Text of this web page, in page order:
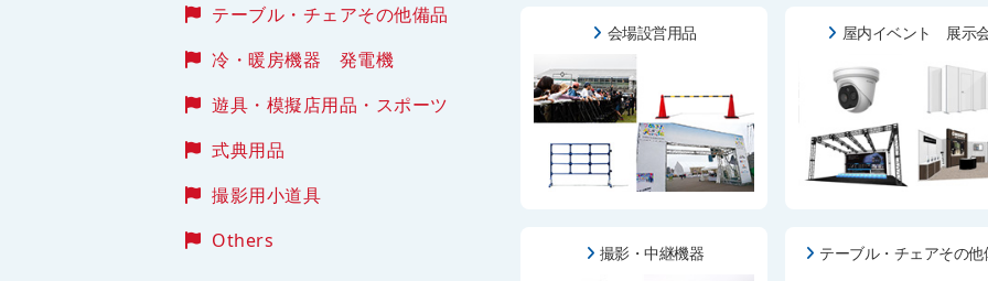
テーブル・チェアその他備品
冷・暖房機器 発電機
遊具・模擬店用品・スポーツ
式典用品
撮影用小道具
Others
会場設営用品 屋内イベント 展示
撮影・中継機器 テーブル・チェアその他